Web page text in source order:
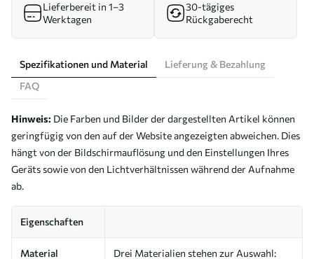
Lieferbereit in 1–3
Werktagen
30-tägiges
Rückgaberecht
Spezifikationen und Material
Lieferung & Bezahlung
FAQ
Hinweis: Die Farben und Bilder der dargestellten Artikel können
geringfügig von den auf der Website angezeigten abweichen. Dies
hängt von der Bildschirmauflösung und den Einstellungen Ihres
Geräts sowie von den Lichtverhältnissen während der Aufnahme
ab.
Eigenschaften
Material
Drei Materialien stehen zur Auswahl: